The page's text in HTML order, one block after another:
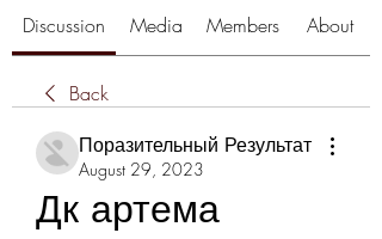
Discussion Media Members About
Back
Поразительный Результат
August 29, 2023
Дк артема